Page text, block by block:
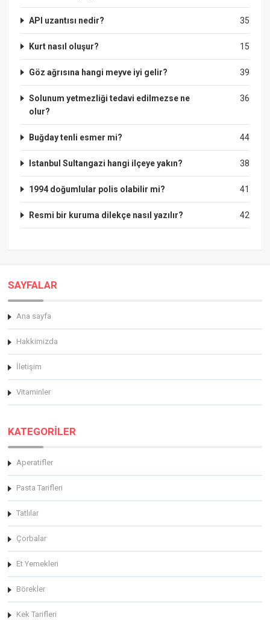
35
API uzantısı nedir?
15
Kurt nasıl oluşur?
39
Göz ağrısına hangi meyve iyi gelir?
36
Solunum yetmezliği tedavi edilmezse ne
olur?
44
Buğday tenli esmer mi?
38
Istanbul Sultangazi hangi ilçeye yakın?
41
1994 doğumlular polis olabilir mi?
42
Resmi bir kuruma dilekçe nasıl yazılır?
SAYFALAR
Ana sayfa
Hakkimizda
İletişim
Vitaminler
KATEGORİLER
Aperatifler
Pasta Tarifleri
Tatlılar
Çorbalar
Et Yemekleri
Börekler
Kek Tarifleri